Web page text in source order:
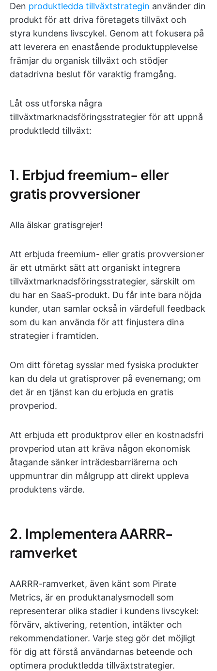
Den produktledda tillväxtstrategin använder din
produkt för att driva företagets tillväxt och
styra kundens livscykel. Genom att fokusera på
att leverera en enastående produktupplevelse
främjar du organisk tillväxt och stödjer
datadrivna beslut för varaktig framgång.
Låt oss utforska några
tillväxtmarknadsföringsstrategier för att uppnå
produktledd tillväxt:
1. Erbjud freemium- eller
gratis provversioner
Alla älskar gratisgrejer!
Att erbjuda freemium- eller gratis provversioner
är ett utmärkt sätt att organiskt integrera
tillväxtmarknadsföringsstrategier, särskilt om
du har en SaaS-produkt. Du får inte bara nöjda
kunder, utan samlar också in värdefull feedback
som du kan använda för att finjustera dina
strategier i framtiden.
Om ditt företag sysslar med fysiska produkter
kan du dela ut gratisprover på evenemang; om
det är en tjänst kan du erbjuda en gratis
provperiod.
Att erbjuda ett produktprov eller en kostnadsfri
provperiod utan att kräva någon ekonomisk
åtagande sänker inträdesbarriärerna och
uppmuntrar din målgrupp att direkt uppleva
produktens värde.
2. Implementera AARRR-
ramverket
AARRR-ramverket, även känt som Pirate
Metrics, är en produktanalysmodell som
representerar olika stadier i kundens livscykel:
förvärv, aktivering, retention, intäkter och
rekommendationer. Varje steg gör det möjligt
för dig att förstå användarnas beteende och
optimera produktledda tillväxtstrategier.